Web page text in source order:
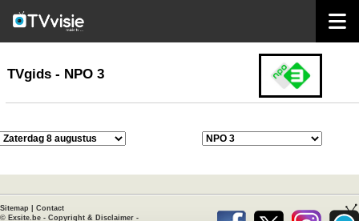
TVgids
TVgids - NPO 3
Sitemap
Contact
© Exsite.be - Copyright & Disclaimer -